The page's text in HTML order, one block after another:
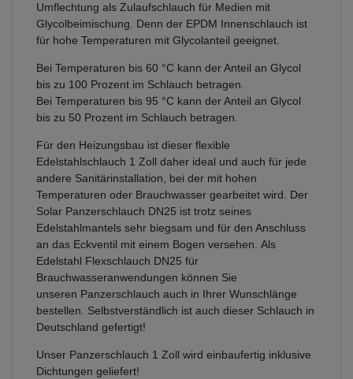
Umflechtung als Zulaufschlauch für Medien mit
Glycolbeimischung. Denn der EPDM Innenschlauch ist
für hohe Temperaturen mit Glycolanteil geeignet.
Bei Temperaturen bis 60 °C kann der Anteil an Glycol
bis zu 100 Prozent im Schlauch betragen.
Bei Temperaturen bis 95 °C kann der Anteil an Glycol
bis zu 50 Prozent im Schlauch betragen.
Für den Heizungsbau ist dieser flexible
Edelstahlschlauch 1 Zoll daher ideal und auch für jede
andere Sanitärinstallation, bei der mit hohen
Temperaturen oder Brauchwasser gearbeitet wird. Der
Solar Panzerschlauch DN25 ist trotz seines
Edelstahlmantels sehr biegsam und für den Anschluss
an das Eckventil mit einem Bogen versehen. Als
Edelstahl Flexschlauch DN25 für
Brauchwasseranwendungen können Sie
unseren Panzerschlauch auch in Ihrer Wunschlänge
bestellen. Selbstverständlich ist auch dieser Schlauch in
Deutschland gefertigt!
Unser Panzerschlauch 1 Zoll wird einbaufertig inklusive
Dichtungen geliefert!